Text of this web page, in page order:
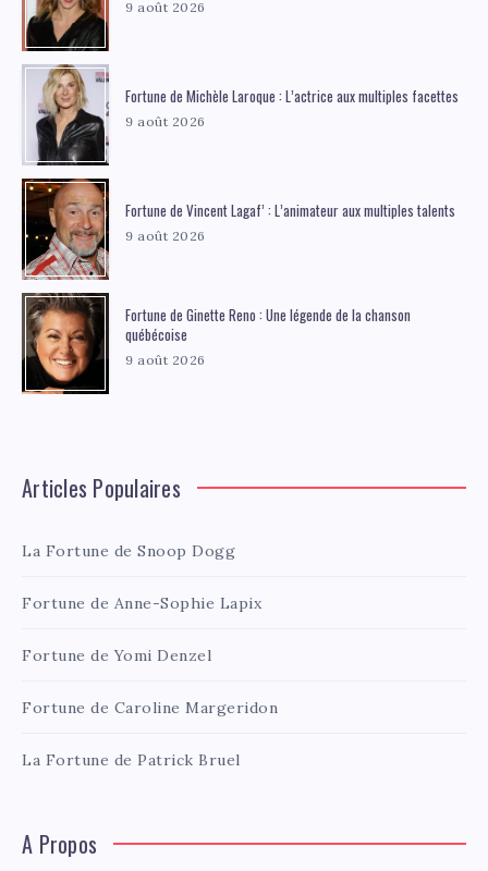
9 août 2026
Fortune de Michèle Laroque : L’actrice aux multiples facettes
9 août 2026
Fortune de Vincent Lagaf’ : L’animateur aux multiples talents
9 août 2026
Fortune de Ginette Reno : Une légende de la chanson
québécoise
9 août 2026
Articles Populaires
La Fortune de Snoop Dogg
Fortune de Anne-Sophie Lapix
Fortune de Yomi Denzel
Fortune de Caroline Margeridon
La Fortune de Patrick Bruel
A Propos